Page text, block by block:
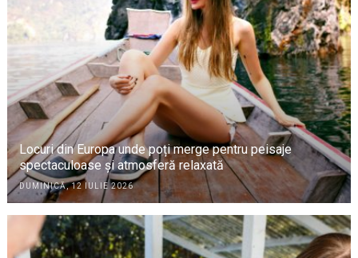
Locuri din Europa unde poți merge pentru peisaje
spectaculoase și atmosferă relaxată
DUMINICĂ, 12 IULIE 2026